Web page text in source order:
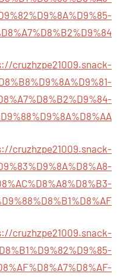
cruzhzpe21009.snack-
cruzhzpe21009.snack-
cruzhzpe21009.snack-